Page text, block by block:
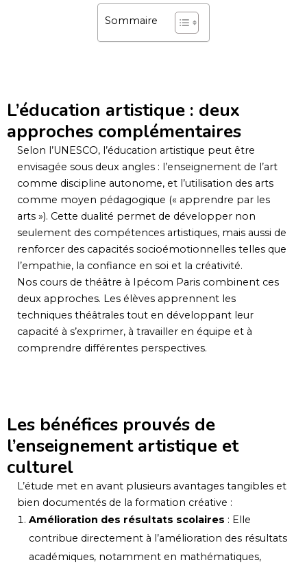
Sommaire
L’éducation artistique : deux
approches complémentaires
Selon l’UNESCO, l’éducation artistique peut être
envisagée sous deux angles : l’enseignement de l’art
comme discipline autonome, et l’utilisation des arts
comme moyen pédagogique (« apprendre par les
arts »). Cette dualité permet de développer non
seulement des compétences artistiques, mais aussi de
renforcer des capacités socioémotionnelles telles que
l’empathie, la confiance en soi et la créativité.
Nos cours de théâtre à Ipécom Paris combinent ces
deux approches. Les élèves apprennent les
techniques théâtrales tout en développant leur
capacité à s’exprimer, à travailler en équipe et à
comprendre différentes perspectives.
Les bénéfices prouvés de
l’enseignement artistique et
culturel
L’étude met en avant plusieurs avantages tangibles et
bien documentés de la formation créative :
Amélioration des résultats scolaires : Elle
contribue directement à l’amélioration des résultats
académiques, notamment en mathématiques,